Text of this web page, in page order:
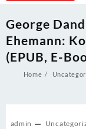
George
Ehemann:
(EPUB, E-
Home
admin